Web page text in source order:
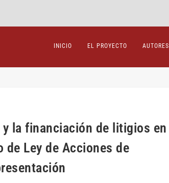
INICIO EL PROYECTO AUTORES
la financiación de litigios en
de Ley de Acciones de